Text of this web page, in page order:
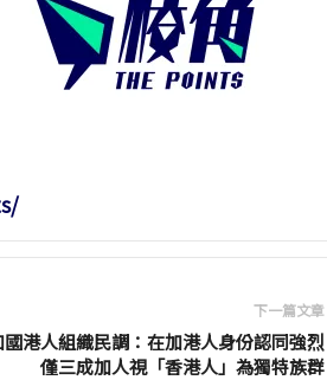
下一篇文章
國港人組織民調：在加港人身份認同強烈
僅三成加人視「香港人」為獨特族群